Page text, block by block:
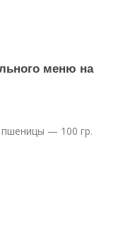
меню на
— 100 гр.